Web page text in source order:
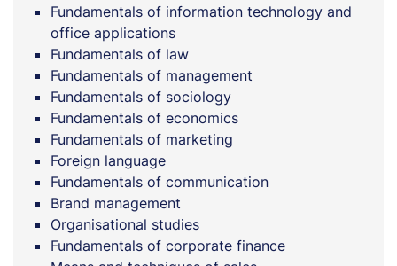
Fundamentals of information technology and
office applications
Fundamentals of law
Fundamentals of management
Fundamentals of sociology
Fundamentals of economics
Fundamentals of marketing
Foreign language
Fundamentals of communication
Brand management
Organisational studies
Fundamentals of corporate finance